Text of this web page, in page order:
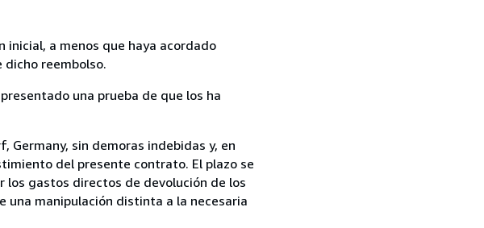
a menos que haya acordado
reembolso.
una prueba de que los ha
Germany, sin demoras indebidas y, en
del presente contrato. El plazo se
los gastos directos de devolución de los
una manipulación distinta a la necesaria